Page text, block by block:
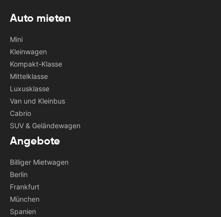
Auto mieten
Mini
Kleinwagen
Kompakt-Klasse
Mittelklasse
Luxusklasse
Van und Kleinbus
Cabrio
SUV & Geländewagen
Angebote
Billiger Mietwagen
Berlin
Frankfurt
München
Spanien